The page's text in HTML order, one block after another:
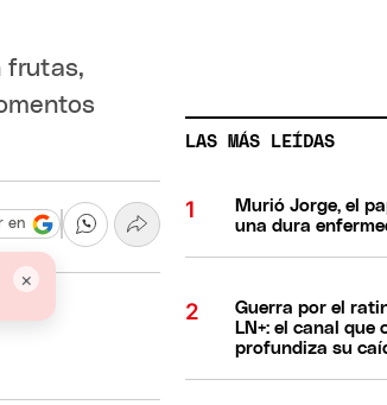
frutas,
×
en
LAS MÁS LEÍDAS
Murió Jorge, el
una dura
Guerra por el
LN+: el canal que
profundiza su